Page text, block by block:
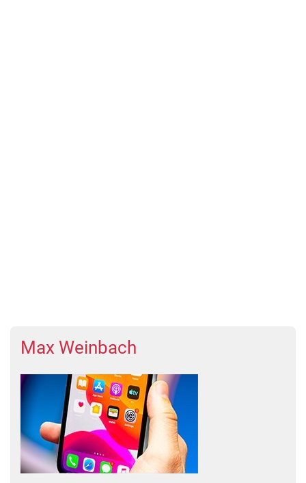
Max Weinbach